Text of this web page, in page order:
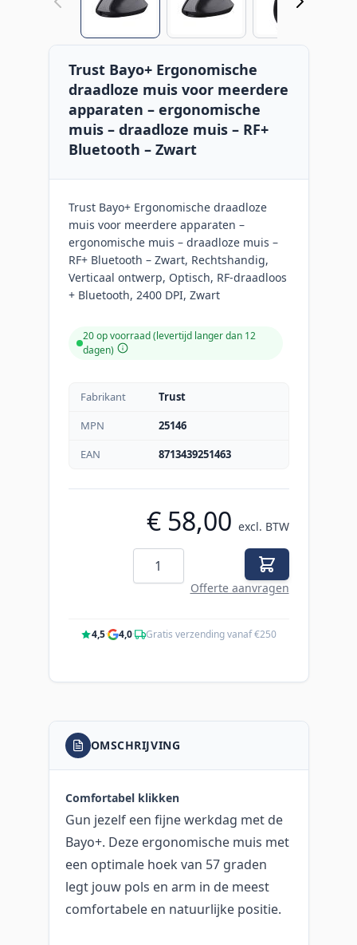
Trust Bayo+ Ergonomische
draadloze muis voor meerdere
apparaten – ergonomische
muis – draadloze muis – RF+
Bluetooth – Zwart
Trust Bayo+ Ergonomische draadloze
muis voor meerdere apparaten –
ergonomische muis – draadloze muis –
RF+ Bluetooth – Zwart, Rechtshandig,
Verticaal ontwerp, Optisch, RF-draadloos
+ Bluetooth, 2400 DPI, Zwart
20 op voorraad (levertijd langer dan 12
dagen)
Fabrikant
Trust
MPN
25146
EAN
8713439251463
€ 58,00 excl. BTW
Aantal
Offerte aanvragen
4,5· 4,0· Gratis verzending vanaf €250
OMSCHRIJVING
Comfortabel klikken
Gun jezelf een fijne werkdag met de
Bayo+. Deze ergonomische muis met
een optimale hoek van 57 graden
legt jouw pols en arm in de meest
comfortabele en natuurlijke positie.